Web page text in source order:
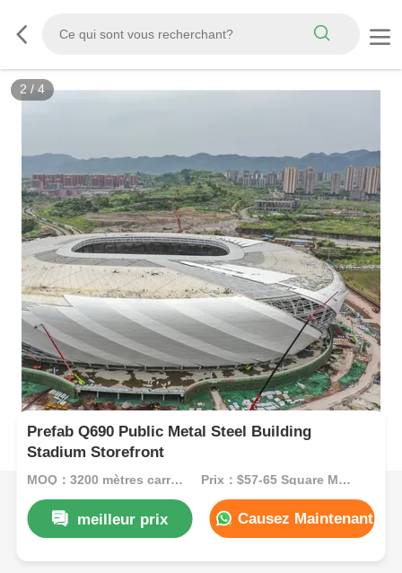
2 / 4
Prefab Q690 Public Metal Steel Building
Stadium Storefront
MOQ：3200 mètres carrés Prix：$57-65 Square Meters
meilleur prix Causez Maintenant